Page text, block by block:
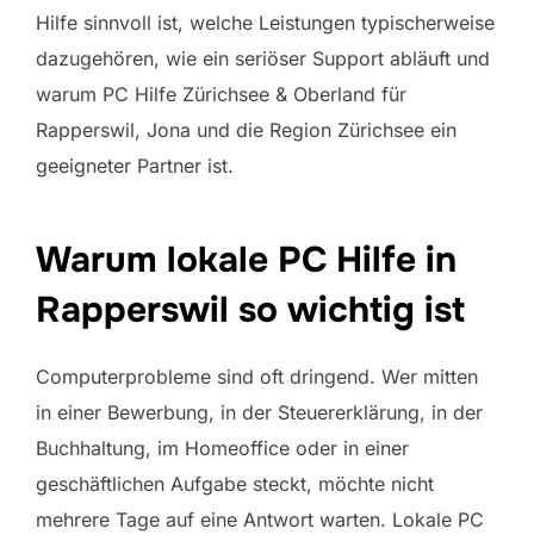
Hilfe sinnvoll ist, welche Leistungen typischerweise
dazugehören, wie ein seriöser Support abläuft und
warum PC Hilfe Zürichsee & Oberland für
Rapperswil, Jona und die Region Zürichsee ein
geeigneter Partner ist.
Warum lokale PC Hilfe in
Rapperswil so wichtig ist
Computerprobleme sind oft dringend. Wer mitten
in einer Bewerbung, in der Steuererklärung, in der
Buchhaltung, im Homeoffice oder in einer
geschäftlichen Aufgabe steckt, möchte nicht
mehrere Tage auf eine Antwort warten. Lokale PC